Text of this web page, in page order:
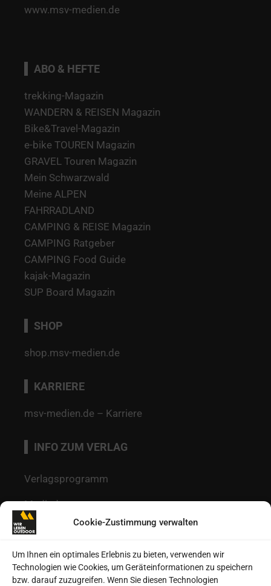
Cookie-Zustimmung verwalten
Um Ihnen ein optimales Erlebnis zu bieten, verwenden wir
Technologien wie Cookies, um Geräteinformationen zu speichern
bzw. darauf zuzugreifen. Wenn Sie diesen Technologien
www.msv-medien.de
ABO & HEFTE
trekking-Magazin
WANDERN & REISEN Magazin
Bike&Travel-Magazin
e-bike TOUREN Magazin
GRAVEL Touren Magazin
Mein Schwarzwald
Meine ALPEN
FAHRRADLAND
CAMPING & REISE Magazin
CAMPING Ratgeber
CAMPING Food Guide
kajak-Magazin
SUP Board Magazin
SHOP
shop.msv-medien.de
KARRIERE
msv-medien.de – Karriere
INFO ZUM VERLAG
Verlagsprogramm
Mediadaten
Redaktion
Kontakt
Autoren